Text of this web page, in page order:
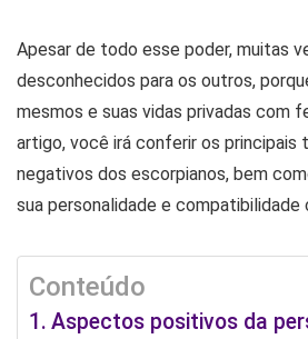
Apesar de todo esse poder, muitas
desconhecidos para os outros,
mesmos e suas vidas privadas com
artigo, você irá conferir os principais
negativos dos escorpianos, bem
sua personalidade e compatibilidade
Conteúdo
Aspectos positivos da